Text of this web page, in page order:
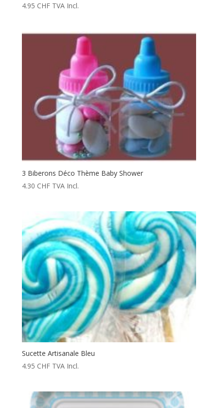
4.95 CHF TVA Incl.
3 Biberons Déco Thème Baby Shower
4.30 CHF TVA Incl.
Sucette Artisanale Bleu
4.95 CHF TVA Incl.